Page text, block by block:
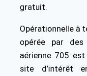
gratuit.
Opérationnelle à
opérée par
aérienne 705
site d’intérêt